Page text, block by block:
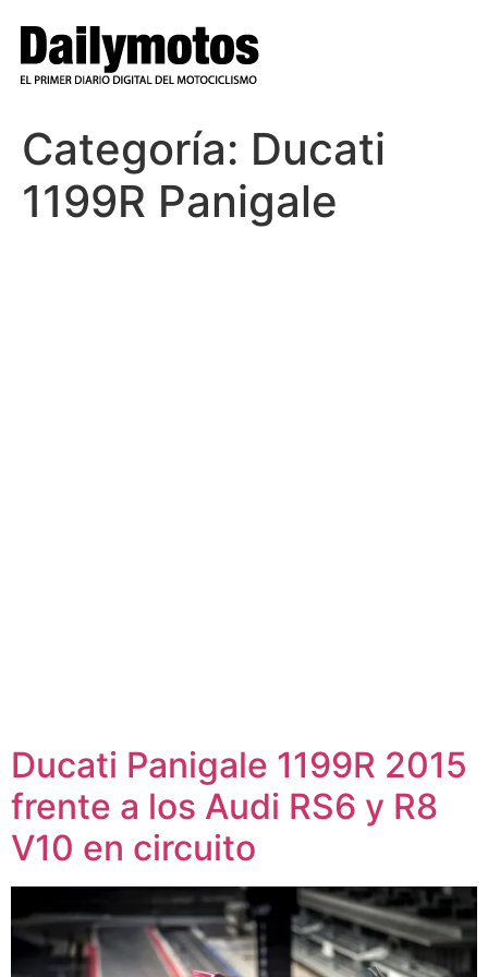
contenido
Categoría: Ducati
1199R Panigale
Ducati Panigale 1199R 2015
frente a los Audi RS6 y R8
V10 en circuito